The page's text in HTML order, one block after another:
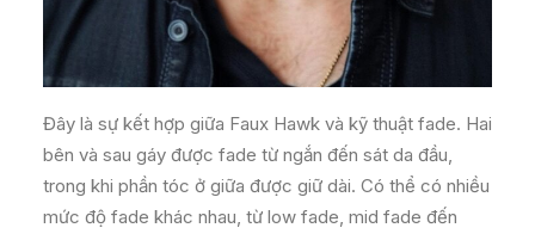
Đây là sự kết hợp giữa Faux Hawk và kỹ thuật fade. Hai
bên và sau gáy được fade từ ngắn đến sát da đầu,
trong khi phần tóc ở giữa được giữ dài. Có thể có nhiều
mức độ fade khác nhau, từ low fade, mid fade đến